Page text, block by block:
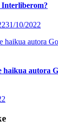
Interliberom?
31/10/2022
haikua autora